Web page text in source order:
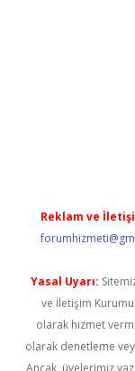
Reklam ve
Yasal Uyarı:
ve İletişim Kurumu
olarak hizmet
olarak denetleme
Ancak, üyelerimiz